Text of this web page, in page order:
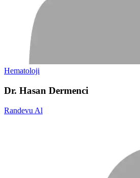
Hematoloji
Dr. Hasan Dermenci
Randevu Al